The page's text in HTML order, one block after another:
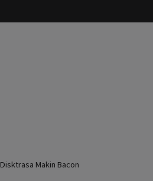
Disktrasa Makin Bacon